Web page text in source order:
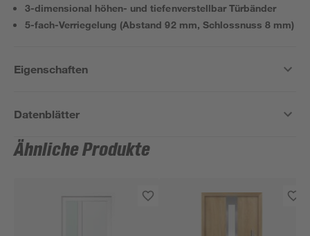
3-dimensional höhen- und tiefenverstellbar Türbänder
5-fach-Verriegelung (Abstand 92 mm, Schlossnuss 8 mm)
Eigenschaften
Datenblätter
Ähnliche Produkte